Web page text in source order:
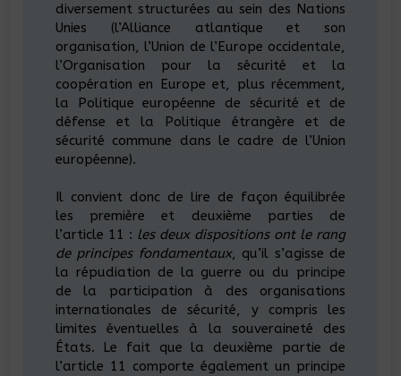
diversement structurées au sein des Nations
Unies (l’Alliance atlantique et son
organisation, l’Union de l’Europe occidentale,
l’Organisation pour la sécurité et la
coopération en Europe et, plus récemment,
la Politique européenne de sécurité et de
défense et la Politique étrangère et de
sécurité commune dans le cadre de l’Union
européenne).
Il convient donc de lire de façon équilibrée
les première et deuxième parties de
l’article 11 : les deux dispositions ont le rang
de principes fondamentaux, qu’il s’agisse de
la répudiation de la guerre ou du principe
de la participation à des organisations
internationales de sécurité, y compris les
limites éventuelles à la souveraineté des
États. Le fait que la deuxième partie de
l’article 11 comporte également un principe